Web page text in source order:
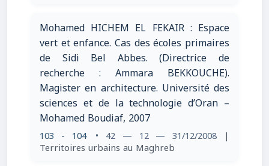
Mohamed HICHEM EL FEKAIR : Espace
vert et enfance. Cas des écoles primaires
de Sidi Bel Abbes. (Directrice de
recherche : Ammara BEKKOUCHE).
Magister en architecture. Université des
sciences et de la technologie d’Oran –
Mohamed Boudiaf, 2007
103 - 104 • 42 — 12 — 31/12/2008 |
Territoires urbains au Maghreb